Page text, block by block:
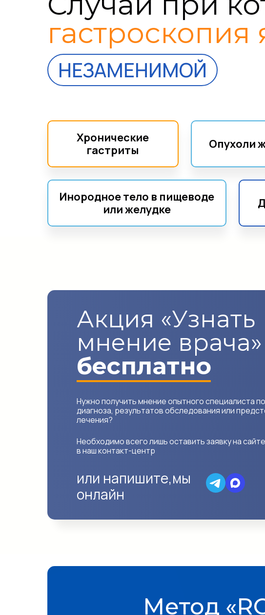
гастроскопия
НЕЗАМЕНИМОЙ
Хронические
гастриты
Опухоли
Инородное тело в пищеводе
или желудке
Акция «Узнать
мнение врача»
бесплатно
Нужно получить мнение опытного специалиста
диагноза, результатов обследования или
лечения?
Необходимо всего лишь оставить заявку на
в наш контакт-центр
или напишите,мы
онлайн
Метод